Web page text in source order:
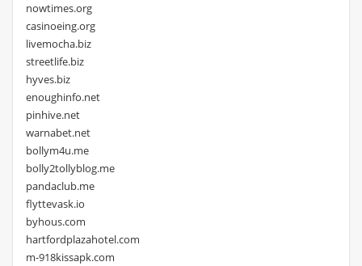
nowtimes.org
casinoeing.org
livemocha.biz
streetlife.biz
hyves.biz
enoughinfo.net
pinhive.net
warnabet.net
bollym4u.me
bolly2tollyblog.me
pandaclub.me
flyttevask.io
byhous.com
hartfordplazahotel.com
m-918kissapk.com